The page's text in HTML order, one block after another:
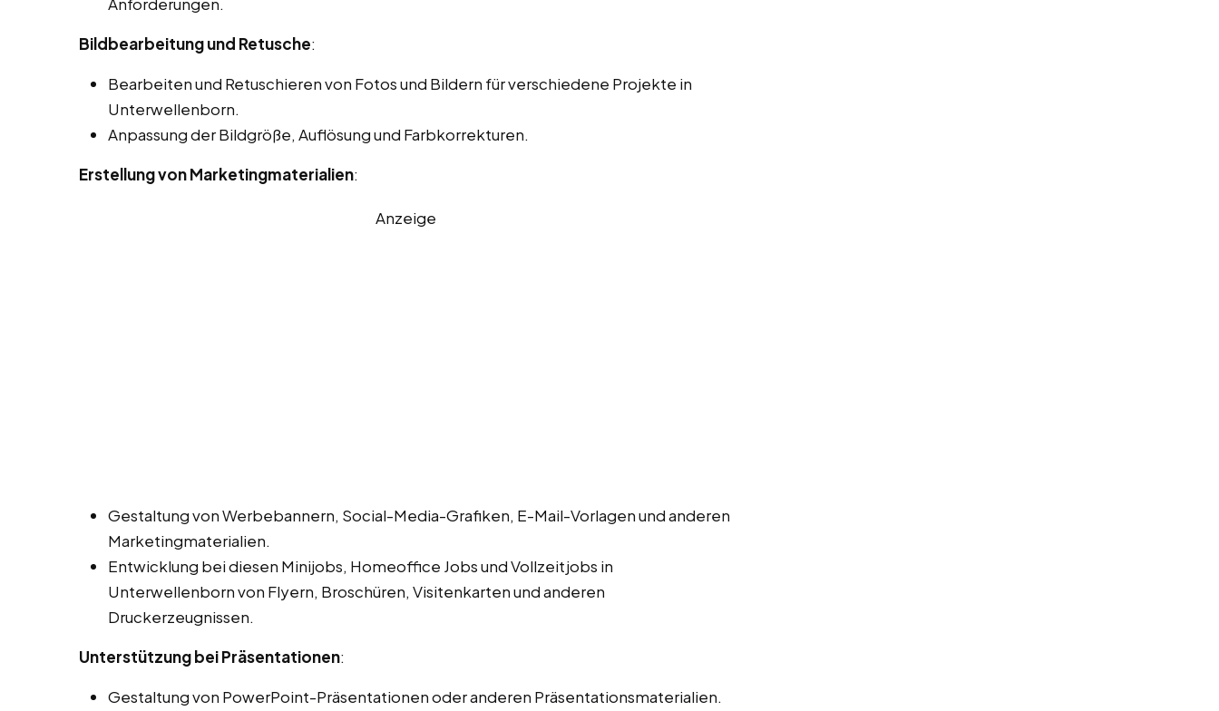
Anforderungen.
Bildbearbeitung und Retusche:
Bearbeiten und Retuschieren von Fotos und Bildern für verschiedene Projekte in
Unterwellenborn.
Anpassung der Bildgröße, Auflösung und Farbkorrekturen.
Erstellung von Marketingmaterialien:
Anzeige
Gestaltung von Werbebannern, Social-Media-Grafiken, E-Mail-Vorlagen und anderen
Marketingmaterialien.
Entwicklung bei diesen Minijobs, Homeoffice Jobs und Vollzeitjobs in
Unterwellenborn von Flyern, Broschüren, Visitenkarten und anderen
Druckerzeugnissen.
Unterstützung bei Präsentationen:
Gestaltung von PowerPoint-Präsentationen oder anderen Präsentationsmaterialien.